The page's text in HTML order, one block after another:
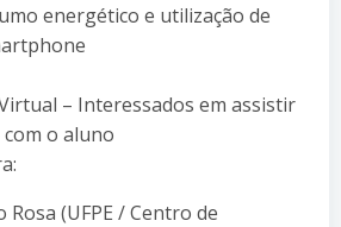
energético e utilização de
– Interessados em assistir
o aluno
(UFPE / Centro de